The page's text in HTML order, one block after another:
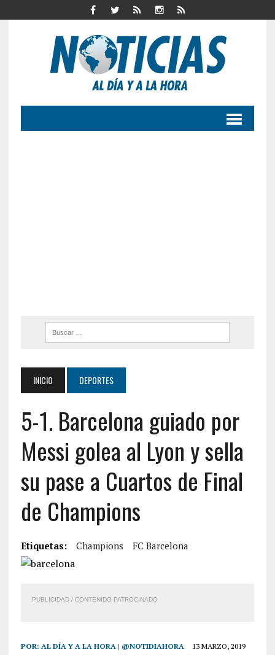
INICIO DEPORTES
5-1. Barcelona guiado por
Messi golea al Lyon y sella
su pase a Cuartos de Final
de Champions
Etiquetas: Champions FC Barcelona
PUBLICIDAD / CONTENIDO PATROCINADO
POR: AL DÍA Y A LA HORA | @NOTIDIAHORA 13 MARZO, 2019